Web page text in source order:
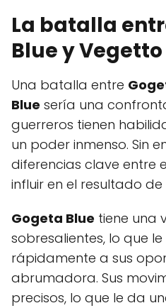
La batalla
Blue y
Una batalla entre
Blue sería una
guerreros tienen
un poder inmenso. Sin
diferencias clave entre
influir en el resultado
Gogeta Blue tiene una
sobresalientes, lo que
rápidamente a sus
abrumadora. Sus
precisos, lo que le da